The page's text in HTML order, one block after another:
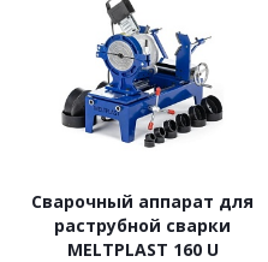
Сварочный аппарат для
раструбной сварки
MELTPLAST 160 U